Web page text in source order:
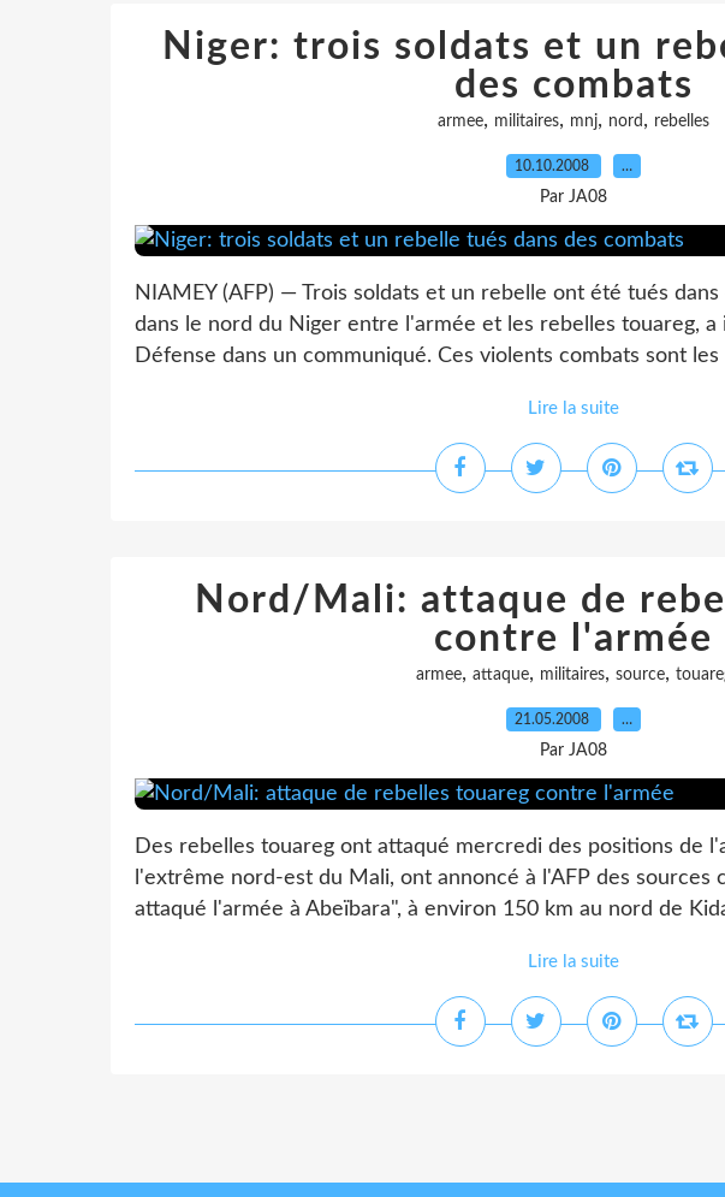
Niger: trois soldats et un
des combats
armee, militaires, mnj, nord , rebelles
10.10.2008 …
Par JA08
NIAMEY (AFP) — Trois soldats et un rebelle ont été tués
dans le nord du Niger entre l'armée et les rebelles touareg, a
Défense dans un communiqué. Ces violents combats sont les
Lire la suite
Nord/Mali: attaque de
contre l'armée
armee, attaque, militaires, source,
21.05.2008 …
Par JA08
Des rebelles touareg ont attaqué mercredi des positions de
l'extrême nord-est du Mali, ont annoncé à l'AFP des sources
attaqué l'armée à Abeïbara", à environ 150 km au nord de
Lire la suite